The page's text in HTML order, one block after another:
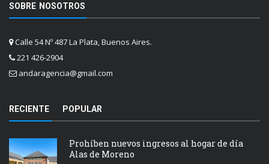
SOBRE NOSOTROS
Calle 54 Nº 487 La Plata, Buenos Aires.
221 426-2904
andaragencia@gmail.com
RECIENTE POPULAR
Prohíben nuevos ingresos al hogar de día
Alas de Moreno